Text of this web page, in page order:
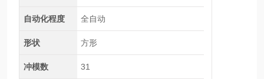
自动化程度 全自动
形状 方形
冲模数 31